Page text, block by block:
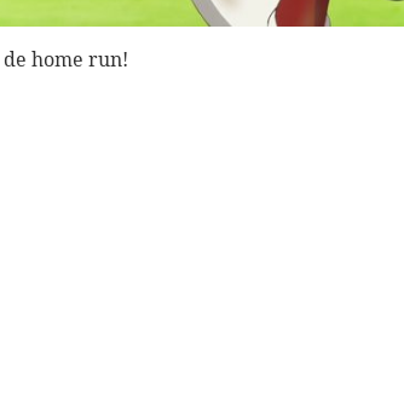
home run!